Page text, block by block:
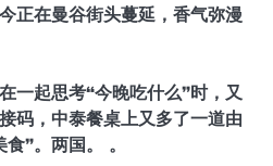
正在曼谷街头蔓延，香气弥漫
一起思考“今晚吃什么”时，又
码，中泰餐桌上又多了一道由
”。两国。 。